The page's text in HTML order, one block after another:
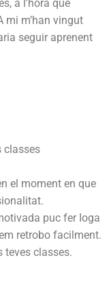
a l’hora que
mi m’han vingut
seguir aprenent
classes
el moment en que
puc fer Ioga
retrobo facilment.
teves classes.